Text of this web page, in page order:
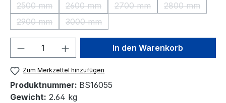
2500 mm
(Diese Option ist zurzeit nicht verfügbar.)
2600 mm
(Diese Option ist zurzeit nicht verfügbar.)
2700 mm
(Diese Option ist zurzeit
2800 mm
(Diese
2900 mm
(Diese Option ist zurzeit nicht verfügbar.)
3000 mm
(Diese Option ist zurzeit nicht verfügbar.)
Produkt Anzahl: Gib denIn den Warenkorb
Zum Merkzettel hinzufügen
Produktnummer: BS16055
Gewicht: 2.64 kg